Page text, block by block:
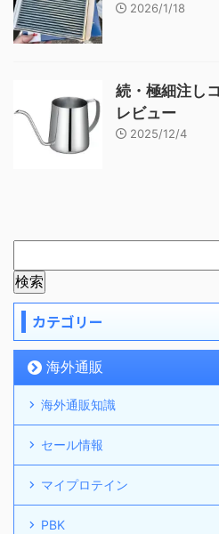
2026/1/18
続・極細注し
レビュー
2025/12/4
カテゴリー
海外通販
海外通販知識
セール情報
マイプロテイン
PBK